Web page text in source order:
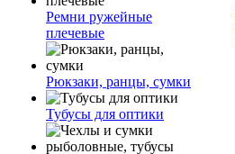
Ремни ружейные
плечевые
Рюкзаки, ранцы, сумки
Тубусы для оптики